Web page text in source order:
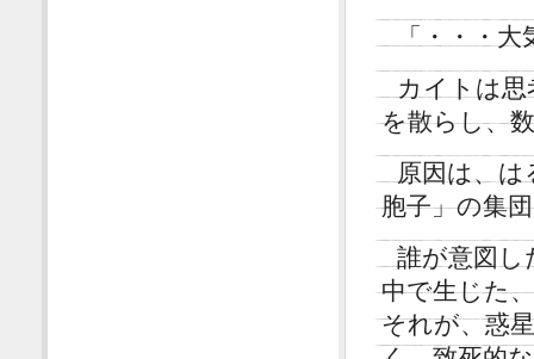
「・・・
カイトは
を散らし、
原因は、
胞子」の集
誰が意図し
中で生じた
それが、惑